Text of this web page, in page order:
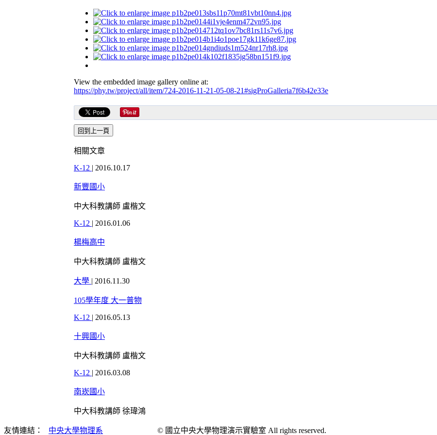
View the embedded image gallery online at:
https://phy.tw/project/all/item/724-2016-11-21-05-08-21#sigProGalleria7f6b42e33e
相關文章
K-12 | 2016.10.17
新豐國小
中大科教講師 盧楷文
K-12 | 2016.01.06
楊梅高中
中大科教講師 盧楷文
大學 | 2016.11.30
105學年度 大一普物
K-12 | 2016.05.13
十興國小
中大科教講師 盧楷文
K-12 | 2016.03.08
南崁國小
中大科教講師 徐瑋鴻
友情連結： 中央大學物理系 © 國立中央大學物理演示實驗室 All rights reserved.